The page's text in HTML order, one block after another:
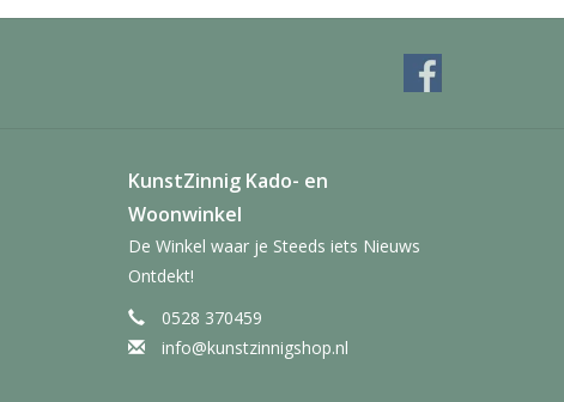
KunstZinnig Kado- en
Woonwinkel
De Winkel waar je Steeds iets Nieuws
Ontdekt!
0528 370459
info@kunstzinnigshop.nl